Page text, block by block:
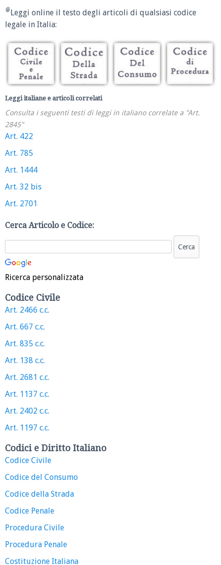
Leggi online il testo degli articoli di qualsiasi codice
legale in Italia:
Leggi italiane e articoli correlati
Consulta i seguenti testi di leggi in italiano correlate a "Art.
2845"
Art. 422
Art. 785
Art. 1444
Art. 32 bis
Art. 2701
Cerca Articolo e Codice:
Ricerca personalizzata
Codice Civile
Art. 2466 c.c.
Art. 667 c.c.
Art. 835 c.c.
Art. 138 c.c.
Art. 2681 c.c.
Art. 1137 c.c.
Art. 2402 c.c.
Art. 1197 c.c.
Codici e Diritto Italiano
Codice Civile
Codice del Consumo
Codice della Strada
Codice Penale
Procedura Civile
Procedura Penale
Costituzione Italiana